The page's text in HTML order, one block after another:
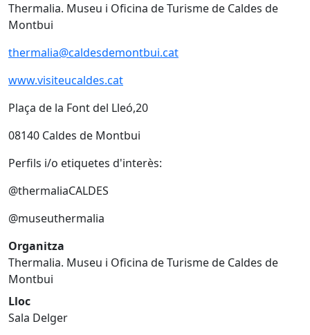
Thermalia. Museu i Oficina de Turisme de Caldes de
Montbui
thermalia@caldesdemontbui.cat
www.visiteucaldes.cat
Plaça de la Font del Lleó,20
08140 Caldes de Montbui
Perfils i/o etiquetes d'interès:
@thermaliaCALDES
@museuthermalia
Organitza
Thermalia. Museu i Oficina de Turisme de Caldes de
Montbui
Lloc
Sala Delger